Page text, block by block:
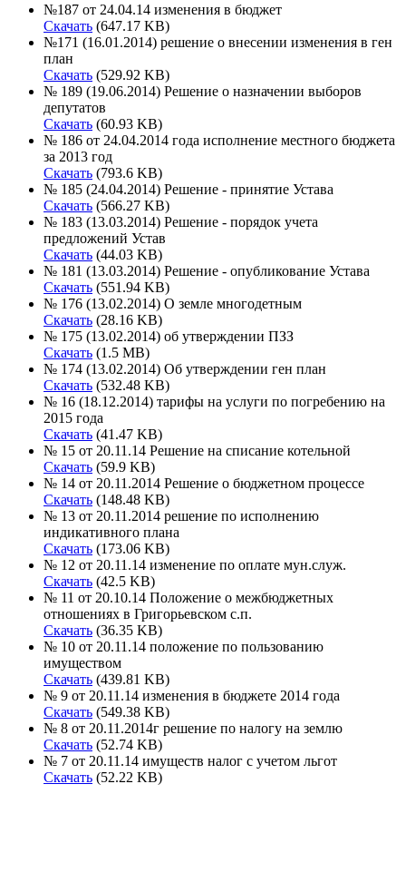
№187 от 24.04.14 изменения в бюджет
Скачать (647.17 KB)
№171 (16.01.2014) решение о внесении изменения в ген
план
Скачать (529.92 KB)
№ 189 (19.06.2014) Решение о назначении выборов
депутатов
Скачать (60.93 KB)
№ 186 от 24.04.2014 года исполнение местного бюджета
за 2013 год
Скачать (793.6 KB)
№ 185 (24.04.2014) Решение - принятие Устава
Скачать (566.27 KB)
№ 183 (13.03.2014) Решение - порядок учета
предложений Устав
Скачать (44.03 KB)
№ 181 (13.03.2014) Решение - опубликование Устава
Скачать (551.94 KB)
№ 176 (13.02.2014) О земле многодетным
Скачать (28.16 KB)
№ 175 (13.02.2014) об утверждении ПЗЗ
Скачать (1.5 MB)
№ 174 (13.02.2014) Об утверждении ген план
Скачать (532.48 KB)
№ 16 (18.12.2014) тарифы на услуги по погребению на
2015 года
Скачать (41.47 KB)
№ 15 от 20.11.14 Решение на списание котельной
Скачать (59.9 KB)
№ 14 от 20.11.2014 Решение о бюджетном процессе
Скачать (148.48 KB)
№ 13 от 20.11.2014 решение по исполнению
индикативного плана
Скачать (173.06 KB)
№ 12 от 20.11.14 изменение по оплате мун.служ.
Скачать (42.5 KB)
№ 11 от 20.10.14 Положение о межбюджетных
отношениях в Григорьевском с.п.
Скачать (36.35 KB)
№ 10 от 20.11.14 положение по пользованию
имуществом
Скачать (439.81 KB)
№ 9 от 20.11.14 изменения в бюджете 2014 года
Скачать (549.38 KB)
№ 8 от 20.11.2014г решение по налогу на землю
Скачать (52.74 KB)
№ 7 от 20.11.14 имуществ налог с учетом льгот
Скачать (52.22 KB)